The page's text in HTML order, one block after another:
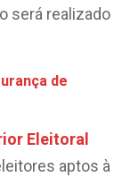
será realizado
de
Eleitoral
aptos à